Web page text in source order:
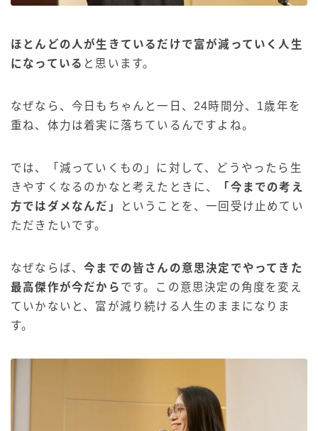
ほとんどの人が生きているだけで富が減っていく人生
になっている と思います。
なぜなら、今日もちゃんと一日、24時間分、1歳年を
重ね、体力は着実に落ちているんですよね。
では、「減っていくもの」に対して、どうやったら生
きやすくなるのかなと考えたときに、
「今までの考え
方ではダメなんだ」
ということを、一回受け止めてい
ただきたいです。
なぜならば、今までの皆さんの意思決定でやってきた
最高傑作が今だから です。この意思決定の角度を変え
ていかないと、富が減り続ける人生のままになりま
す。